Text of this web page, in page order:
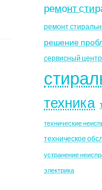
ремонт
ремонт
решение
сервисный центр
техника
технические
техническое
устранение
электрика